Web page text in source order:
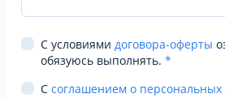
С условиями договора-оферты
обязуюсь выполнять. *
С соглашением о